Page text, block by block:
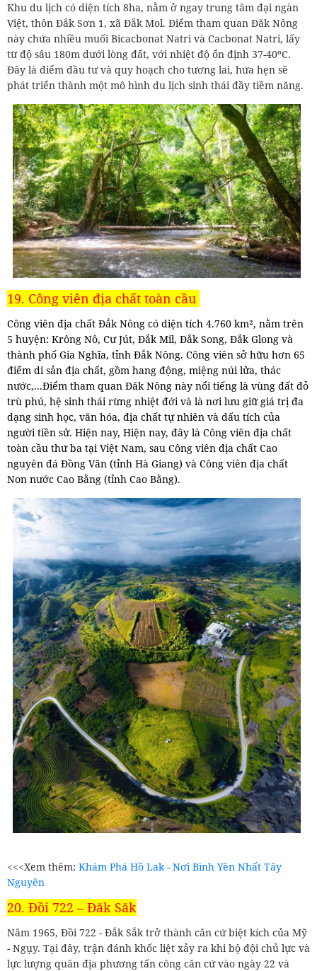
Khu du lịch có diện tích 8ha, nằm ở ngay trung tâm đại ngàn
Việt, thôn Đắk Sơn 1, xã Đắk Mol. Điểm tham quan Đăk Nông
này chứa nhiều muối Bicacbonat Natri và Cacbonat Natri, lấy
từ độ sâu 180m dưới lòng đất, với nhiệt độ ổn định 37-40ºC.
Đây là điểm đầu tư và quy hoạch cho tương lai, hứa hẹn sẽ
phát triển thành một mô hình du lịch sinh thái đầy tiềm năng.
19. Công viên địa chất toàn cầu
Công viên địa chất Đắk Nông có diện tích 4.760 km², nằm trên
5 huyện: Krông Nô, Cư Jút, Đắk Mil, Đắk Song, Đắk Glong và
thành phố Gia Nghĩa, tỉnh Đắk Nông. Công viên sở hữu hơn 65
điểm di sản địa chất, gồm hang động, miệng núi lửa, thác
nước,...Điểm tham quan Đăk Nông này nổi tiếng là vùng đất đỏ
trù phú, hệ sinh thái rừng nhiệt đới và là nơi lưu giữ giá trị đa
dạng sinh học, văn hóa, địa chất tự nhiên và dấu tích của
người tiền sử. Hiện nay, Hiện nay, đây là Công viên địa chất
toàn cầu thứ ba tại Việt Nam, sau Công viên địa chất Cao
nguyên đá Đồng Văn (tỉnh Hà Giang) và Công viên địa chất
Non nước Cao Bằng (tỉnh Cao Bằng).
<<<Xem thêm: Khám Phá Hồ Lak - Nơi Bình Yên Nhất Tây
Nguyên
20. Đồi 722 – Đăk Săk
Năm 1965, Đồi 722 - Đắk Sắk trở thành căn cứ biệt kích của Mỹ
- Ngụy. Tại đây, trận đánh khốc liệt xảy ra khi bộ đội chủ lực và
lực lượng quân địa phương tấn công căn cứ vào ngày 22 và